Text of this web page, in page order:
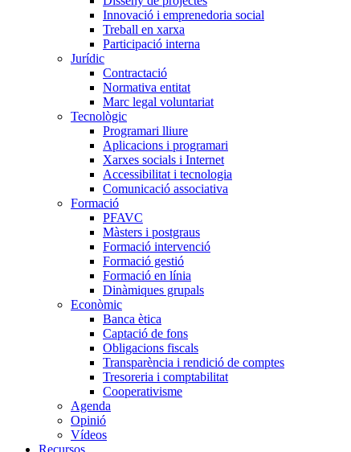
Innovació i emprenedoria social
Treball en xarxa
Participació interna
Jurídic
Contractació
Normativa entitat
Marc legal voluntariat
Tecnològic
Programari lliure
Aplicacions i programari
Xarxes socials i Internet
Accessibilitat i tecnologia
Comunicació associativa
Formació
PFAVC
Màsters i postgraus
Formació intervenció
Formació gestió
Formació en línia
Dinàmiques grupals
Econòmic
Banca ètica
Captació de fons
Obligacions fiscals
Transparència i rendició de comptes
Tresoreria i comptabilitat
Cooperativisme
Agenda
Opinió
Vídeos